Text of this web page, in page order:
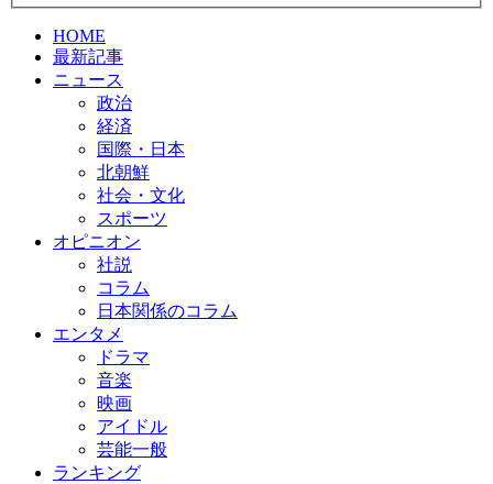
HOME
最新記事
ニュース
政治
経済
国際・日本
北朝鮮
社会・文化
スポーツ
オピニオン
社説
コラム
日本関係のコラム
エンタメ
ドラマ
音楽
映画
アイドル
芸能一般
ランキング